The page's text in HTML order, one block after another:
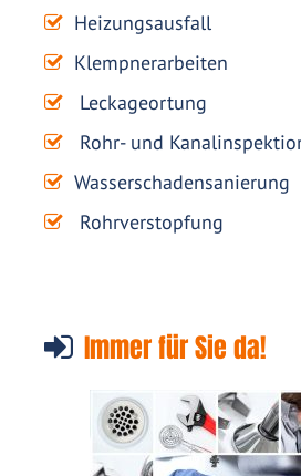
Heizungsausfall
Klempnerarbeiten
Leckageortung
Rohr- und
Wasserschadensanierung
Rohrverstopfung
Immer für Sie da!